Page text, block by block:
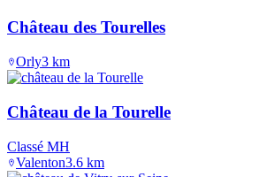
Château des Tourelles
Orly3 km
Château de la Tourelle
Classé MH
Valenton3.6 km